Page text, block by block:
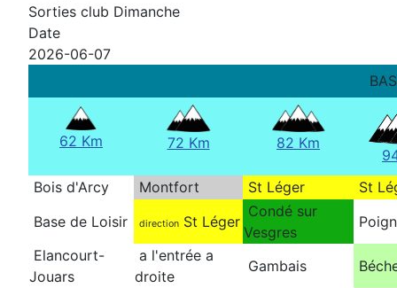
Sorties club Dimanche
Date
2026-06-07
62 Km 72 Km 82 Km
Bois d'Arcy
Montfort St Léger
St
Base de Loisir
direction St Léger
Condé sur
Vesgres
Elancourt-
Jouars
a l'entrée a
droite
Gambais